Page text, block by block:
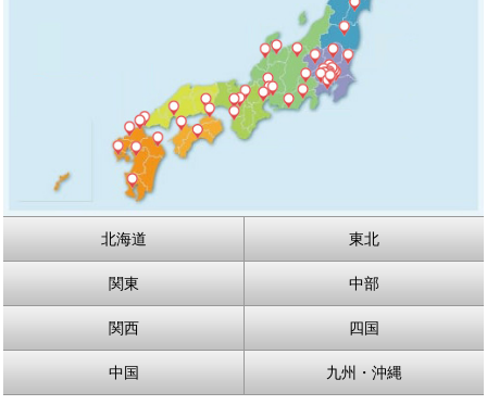
北海道 東北
関東 中部
関西 四国
中国 九州・沖縄